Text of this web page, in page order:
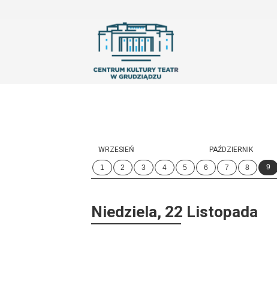
WRZESIEŃ PAŹDZIERNIK
1 2 3 4 5 6 7 8 9
Niedziela, 22 Listopada